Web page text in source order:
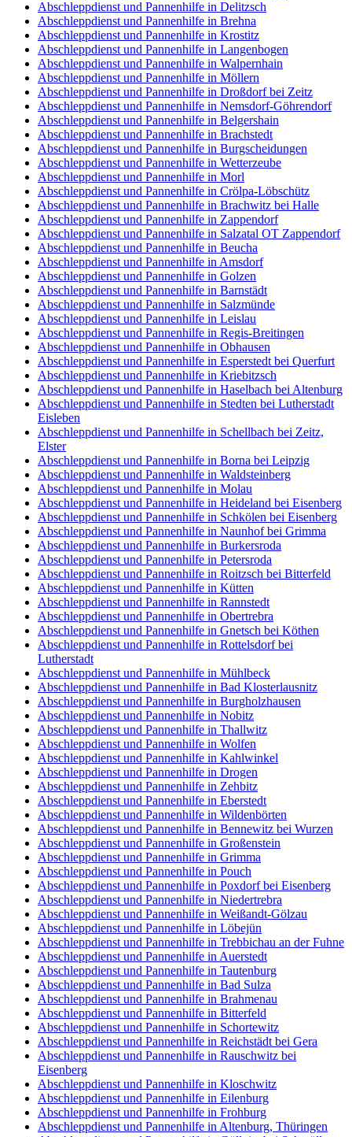
Abschleppdienst und Pannenhilfe in Delitzsch
Abschleppdienst und Pannenhilfe in Brehna
Abschleppdienst und Pannenhilfe in Krostitz
Abschleppdienst und Pannenhilfe in Langenbogen
Abschleppdienst und Pannenhilfe in Walpernhain
Abschleppdienst und Pannenhilfe in Möllern
Abschleppdienst und Pannenhilfe in Droßdorf bei Zeitz
Abschleppdienst und Pannenhilfe in Nemsdorf-Göhrendorf
Abschleppdienst und Pannenhilfe in Belgershain
Abschleppdienst und Pannenhilfe in Brachstedt
Abschleppdienst und Pannenhilfe in Burgscheidungen
Abschleppdienst und Pannenhilfe in Wetterzeube
Abschleppdienst und Pannenhilfe in Morl
Abschleppdienst und Pannenhilfe in Crölpa-Löbschütz
Abschleppdienst und Pannenhilfe in Brachwitz bei Halle
Abschleppdienst und Pannenhilfe in Zappendorf
Abschleppdienst und Pannenhilfe in Salzatal OT Zappendorf
Abschleppdienst und Pannenhilfe in Beucha
Abschleppdienst und Pannenhilfe in Amsdorf
Abschleppdienst und Pannenhilfe in Golzen
Abschleppdienst und Pannenhilfe in Barnstädt
Abschleppdienst und Pannenhilfe in Salzmünde
Abschleppdienst und Pannenhilfe in Leislau
Abschleppdienst und Pannenhilfe in Regis-Breitingen
Abschleppdienst und Pannenhilfe in Obhausen
Abschleppdienst und Pannenhilfe in Esperstedt bei Querfurt
Abschleppdienst und Pannenhilfe in Kriebitzsch
Abschleppdienst und Pannenhilfe in Haselbach bei Altenburg
Abschleppdienst und Pannenhilfe in Stedten bei Lutherstadt
Eisleben
Abschleppdienst und Pannenhilfe in Schellbach bei Zeitz,
Elster
Abschleppdienst und Pannenhilfe in Borna bei Leipzig
Abschleppdienst und Pannenhilfe in Waldsteinberg
Abschleppdienst und Pannenhilfe in Molau
Abschleppdienst und Pannenhilfe in Heideland bei Eisenberg
Abschleppdienst und Pannenhilfe in Schkölen bei Eisenberg
Abschleppdienst und Pannenhilfe in Naunhof bei Grimma
Abschleppdienst und Pannenhilfe in Burkersroda
Abschleppdienst und Pannenhilfe in Petersroda
Abschleppdienst und Pannenhilfe in Roitzsch bei Bitterfeld
Abschleppdienst und Pannenhilfe in Kütten
Abschleppdienst und Pannenhilfe in Rannstedt
Abschleppdienst und Pannenhilfe in Obertrebra
Abschleppdienst und Pannenhilfe in Gnetsch bei Köthen
Abschleppdienst und Pannenhilfe in Rottelsdorf bei
Lutherstadt
Abschleppdienst und Pannenhilfe in Mühlbeck
Abschleppdienst und Pannenhilfe in Bad Klosterlausnitz
Abschleppdienst und Pannenhilfe in Burgholzhausen
Abschleppdienst und Pannenhilfe in Nobitz
Abschleppdienst und Pannenhilfe in Thallwitz
Abschleppdienst und Pannenhilfe in Wolfen
Abschleppdienst und Pannenhilfe in Kahlwinkel
Abschleppdienst und Pannenhilfe in Drogen
Abschleppdienst und Pannenhilfe in Zehbitz
Abschleppdienst und Pannenhilfe in Eberstedt
Abschleppdienst und Pannenhilfe in Wildenbörten
Abschleppdienst und Pannenhilfe in Bennewitz bei Wurzen
Abschleppdienst und Pannenhilfe in Großenstein
Abschleppdienst und Pannenhilfe in Grimma
Abschleppdienst und Pannenhilfe in Pouch
Abschleppdienst und Pannenhilfe in Poxdorf bei Eisenberg
Abschleppdienst und Pannenhilfe in Niedertrebra
Abschleppdienst und Pannenhilfe in Weißandt-Gölzau
Abschleppdienst und Pannenhilfe in Löbejün
Abschleppdienst und Pannenhilfe in Trebbichau an der Fuhne
Abschleppdienst und Pannenhilfe in Auerstedt
Abschleppdienst und Pannenhilfe in Tautenburg
Abschleppdienst und Pannenhilfe in Bad Sulza
Abschleppdienst und Pannenhilfe in Brahmenau
Abschleppdienst und Pannenhilfe in Bitterfeld
Abschleppdienst und Pannenhilfe in Schortewitz
Abschleppdienst und Pannenhilfe in Reichstädt bei Gera
Abschleppdienst und Pannenhilfe in Rauschwitz bei
Eisenberg
Abschleppdienst und Pannenhilfe in Kloschwitz
Abschleppdienst und Pannenhilfe in Eilenburg
Abschleppdienst und Pannenhilfe in Frohburg
Abschleppdienst und Pannenhilfe in Altenburg, Thüringen